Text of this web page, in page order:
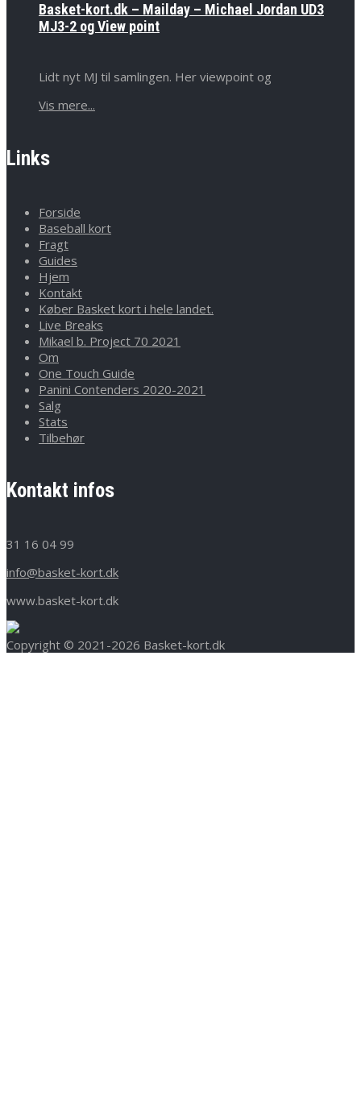
Basket-kort.dk – Mailday – Michael Jordan UD3
MJ3-2 og View point
Lidt nyt MJ til samlingen. Her viewpoint og
Vis mere...
Links
Forside
Baseball kort
Fragt
Guides
Hjem
Kontakt
Køber Basket kort i hele landet.
Live Breaks
Mikael b. Project 70 2021
Om
One Touch Guide
Panini Contenders 2020-2021
Salg
Stats
Tilbehør
Kontakt infos
31 16 04 99
info@basket-kort.dk
www.basket-kort.dk
Copyright © 2021-2026 Basket-kort.dk